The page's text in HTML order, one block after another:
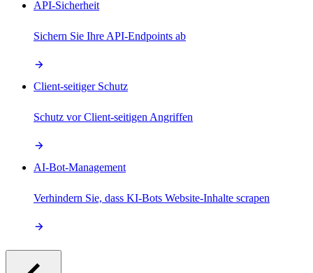
API-Sicherheit
Sichern Sie Ihre API-Endpoints ab
Client-seitiger Schutz
Schutz vor Client-seitigen Angriffen
AI-Bot-Management
Verhindern Sie, dass KI-Bots Website-Inhalte scrapen